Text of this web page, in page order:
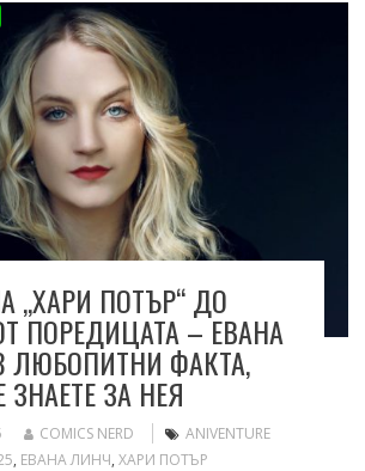
,,ХАРИ ПОТЪР‘‘ ДО
ПОРЕДИЦАТА – ЕВАНА
ЛЮБОПИТНИ ФАКТА,
ЗНАЕТЕ ЗА НЕЯ
COMICS NERD
ANIVENTURE
, ЕВАНА ЛИНЧ, ХАРИ ПОТЪР